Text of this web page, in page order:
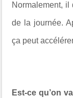
Normalement,
de la journée.
ça peut
Est-ce qu’on